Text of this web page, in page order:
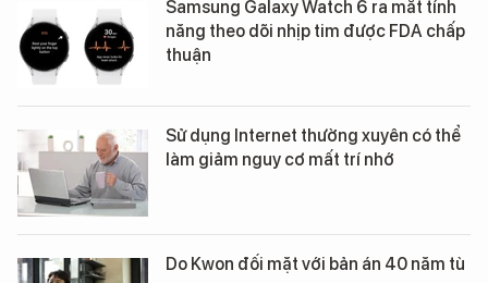
Samsung Galaxy Watch 6 ra mắt tính
năng theo dõi nhịp tim được FDA chấp
thuận
Sử dụng Internet thường xuyên có thể
làm giảm nguy cơ mất trí nhớ
Do Kwon đối mặt với bản án 40 năm tù